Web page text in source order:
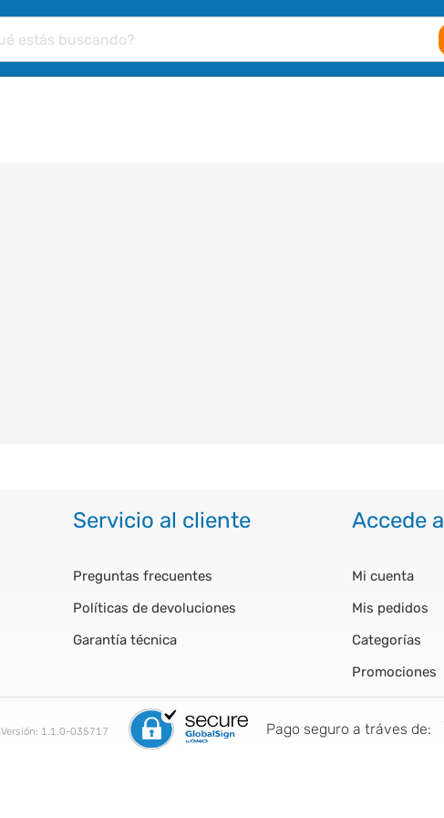
Servicio al cliente
Preguntas frecuentes
Políticas de devoluciones
Garantía técnica
Accede a
Mi cuenta
Mis pedidos
Categorías
Promociones
Versión: 1.1.0-035717 Pago seguro a tráves de: